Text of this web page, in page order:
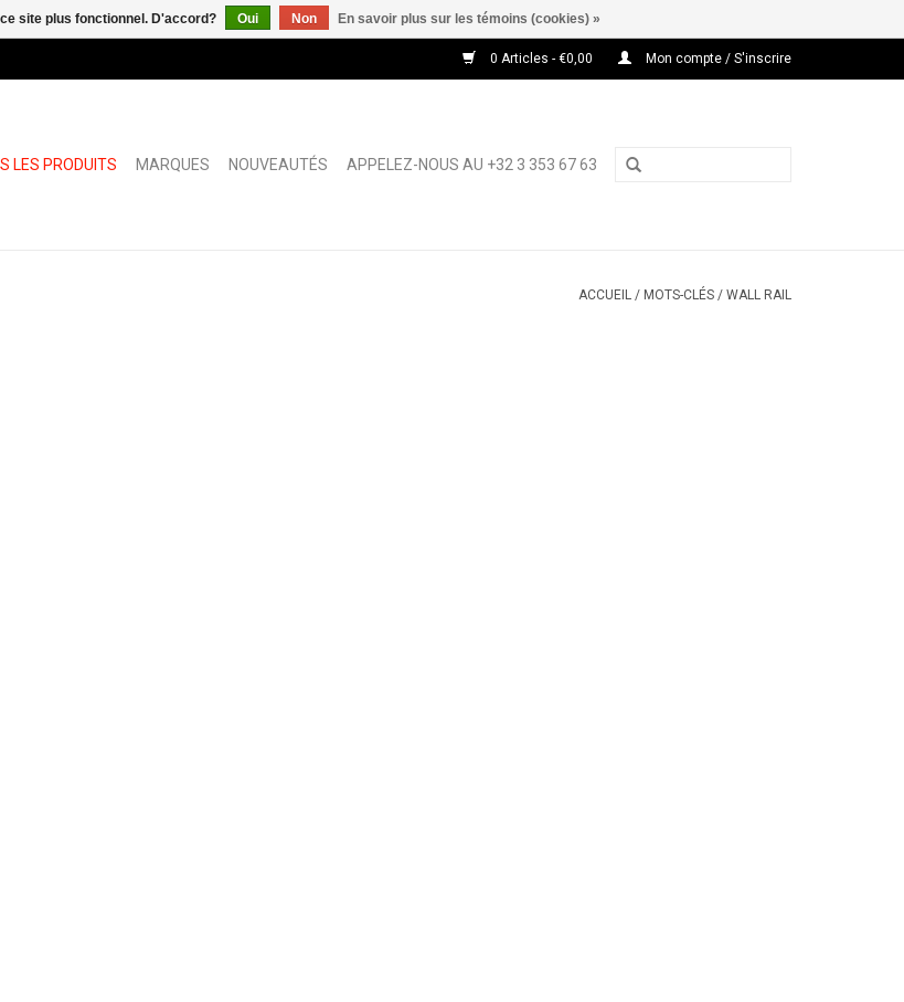
0 Articles - €0,00 Mon compte / S'inscrire
LES PRODUITS MARQUES NOUVEAUTÉS APPELEZ-NOUS AU +32 3 353 67 63
ACCUEIL / MOTS-CLÉS / WALL RAIL
site plus fonctionnel. D'accord? Oui Non En savoir plus sur les témoins (cookies) »